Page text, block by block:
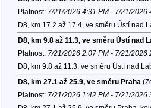
Platnost: 7/21/2026 4:31 PM - 7/21/2026
D8, km 17.2 až 17.4, ve směru Ústí nad
D8, km 9.8 až 11.3, ve směru Ústí nad
Platnost: 7/21/2026 2:07 PM - 7/21/2026
D8, km 9.8 až 11.3, ve směru Ústí nad
D8, km 27.1 až 25.9, ve směru Praha
Platnost: 7/21/2026 1:42 PM - 7/21/2026